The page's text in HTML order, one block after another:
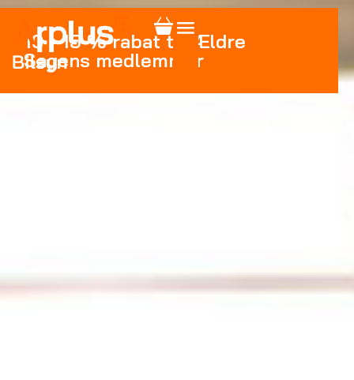
10 - 15 % rabat til Ældre
Sagens medlemmer